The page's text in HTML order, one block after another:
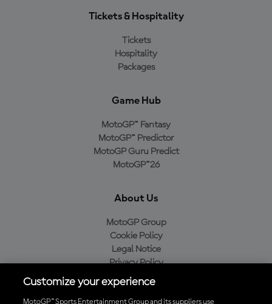
Tickets & Hospitality
Tickets
Hospitality
Packages
Game Hub
MotoGP™ Fantasy
MotoGP™ Predictor
MotoGP Guru Predict
MotoGP™26
About Us
MotoGP Group
Cookie Policy
Legal Notice
Privacy Policy
Purchase Policy
Customize your experience
MotoGP™ Sports Entertainment Group and its suppliers use